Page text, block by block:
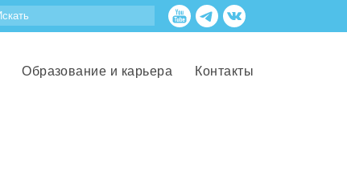
Образование и карьера Контакты